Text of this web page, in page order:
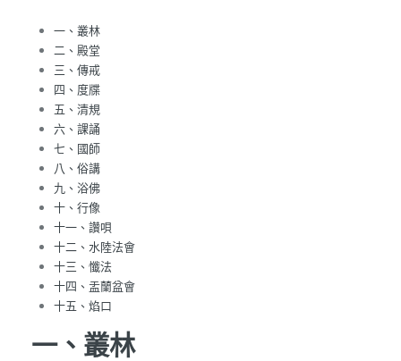
一、叢林
二、殿堂
三、傳戒
四、度牒
五、清規
六、課誦
七、國師
八、俗講
九、浴佛
十、行像
十一、讚唄
十二、水陸法會
十三、懺法
十四、盂蘭盆會
十五、焰口
一、叢林